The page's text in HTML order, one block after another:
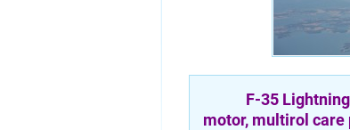
F-35 Lightning II
motor, multirol care